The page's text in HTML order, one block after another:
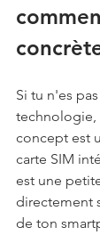
Si tu n'es
technologie,
concept est
carte SIM
est une
directement
de ton